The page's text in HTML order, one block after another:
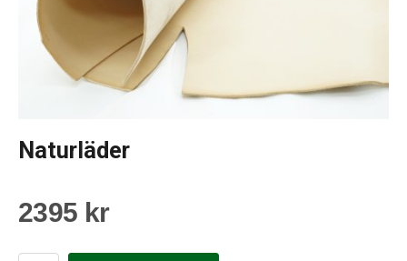
Naturläder
2395 kr